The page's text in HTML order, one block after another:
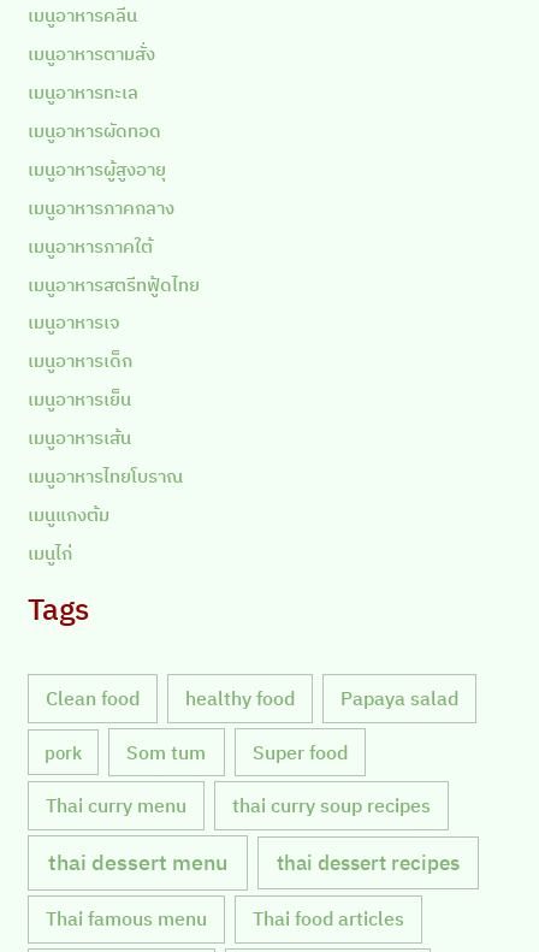
เมนูอาหารคลีน
เมนูอาหารตามสั่ง
เมนูอาหารทะเล
เมนูอาหารผัดทอด
เมนูอาหารผู้สูงอายุ
เมนูอาหารภาคกลาง
เมนูอาหารภาคใต้
เมนูอาหารสตรีทฟู้ดไทย
เมนูอาหารเจ
เมนูอาหารเด็ก
เมนูอาหารเย็น
เมนูอาหารเส้น
เมนูอาหารไทยโบราณ
เมนูแกงต้ม
เมนูไก่
Tags
Clean food healthy food Papaya salad
pork Som tum Super food
Thai curry menu thai curry soup recipes
thai dessert menu thai dessert recipes
Thai famous menu Thai food articles